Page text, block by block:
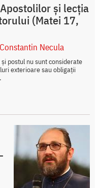
și lecția
(Matei 17,
Necula
și postul nu sunt considerate
exterioare sau obligații